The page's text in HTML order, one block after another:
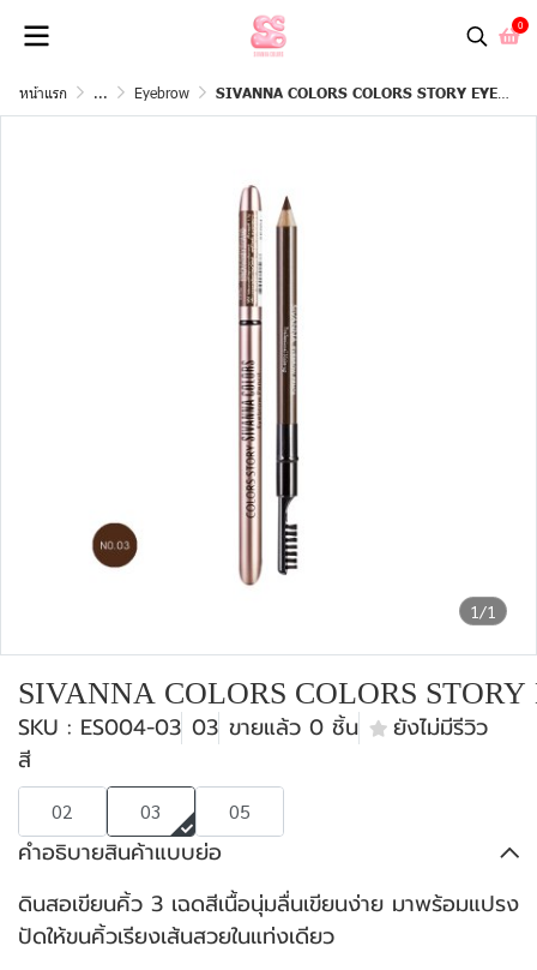
0
หน้าแรก ... Eyebrow SIVANNA COLORS COLORS STORY EYEBROW PENCIL : ES004
1/1
SIVANNA COLORS COLORS
SKU : ES004-03 03 ขายแล้ว 0 ชิ้น
ยังไม่มีรีวิว
สี
02 03 05
คำอธิบายสินค้าแบบย่อ
ดินสอเขียนคิ้ว 3 เฉดสีเนื้อนุ่มลื่นเขียนง่าย มาพร้อมแปรง
ปัดให้ขนคิ้วเรียงเส้นสวยในแท่งเดียว